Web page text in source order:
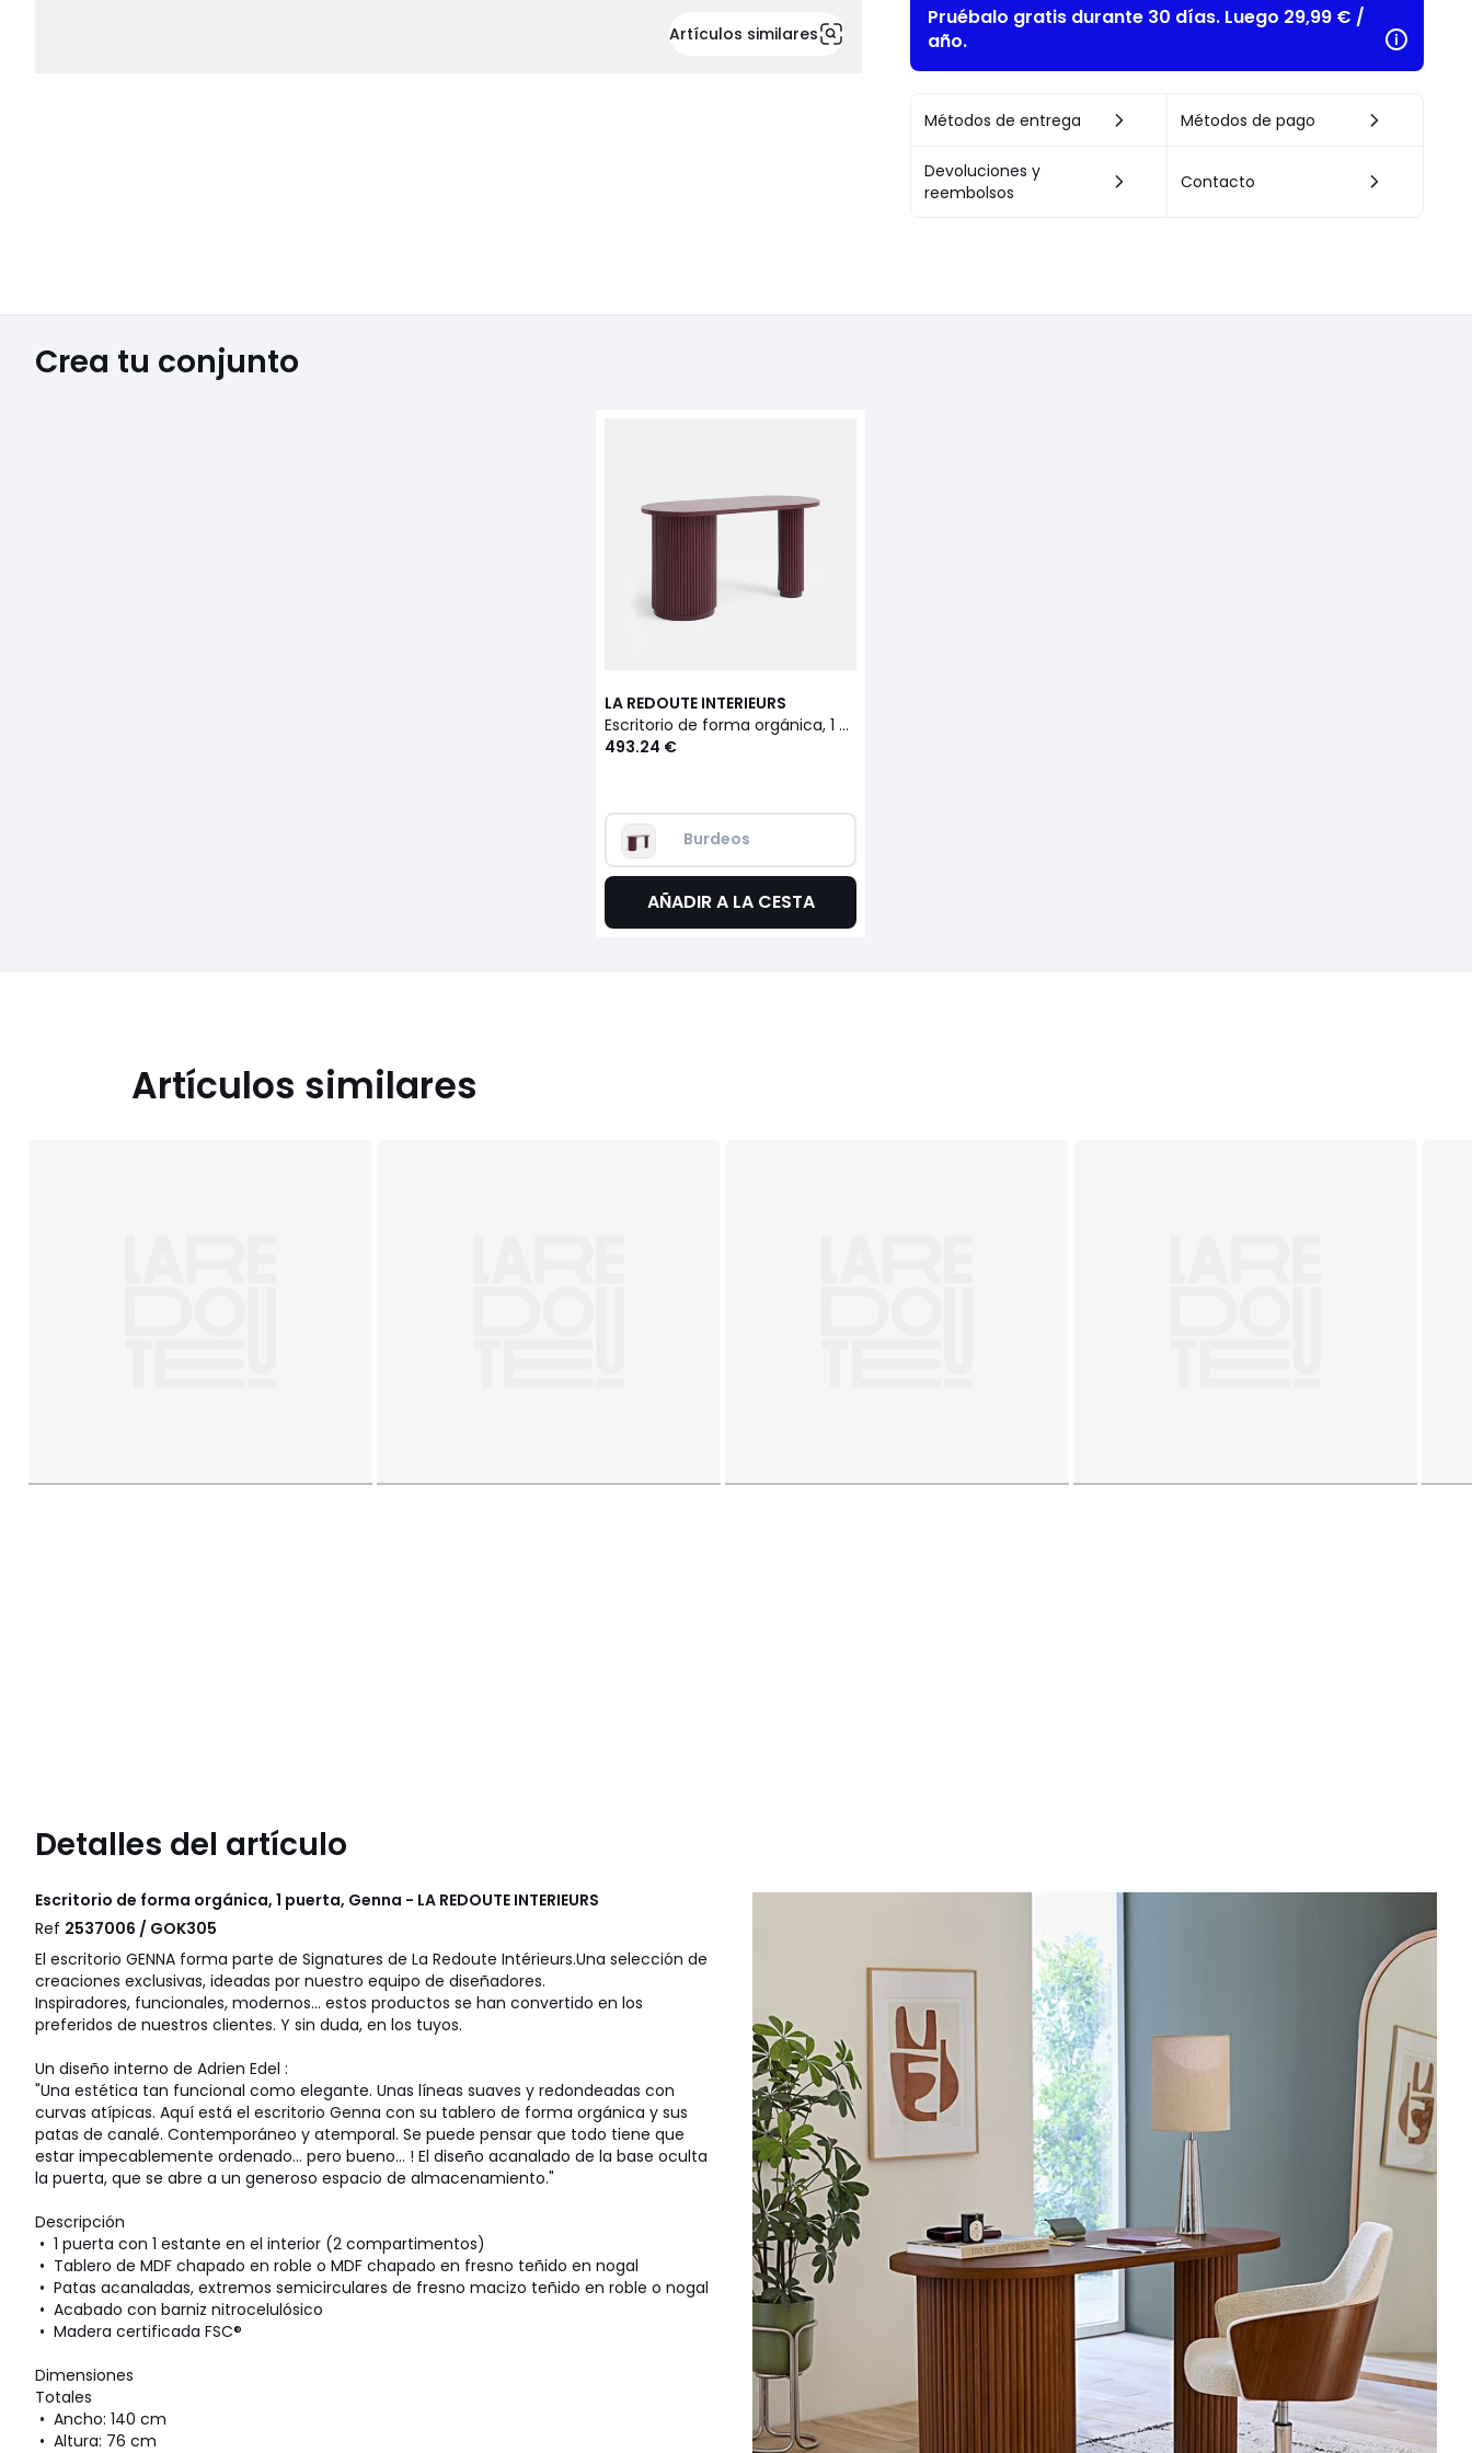
Artículos similares
Pruébalo gratis durante 30 días. Luego 29,99 € /
año.
Métodos de entrega Métodos de pago
Devoluciones y
reembolsos
Contacto
Crea tu conjunto
LA REDOUTE INTERIEURS
Escritorio de forma orgánica, 1 puerta, GENNA
493.24 €
Burdeos
AÑADIR A LA CESTA
Artículos similares
Detalles del artículo
Escritorio de forma orgánica, 1 puerta, Genna - LA REDOUTE INTERIEURS
Ref 2537006 / GOK305
El escritorio GENNA forma parte de Signatures de La Redoute Intérieurs.Una selección de
creaciones exclusivas, ideadas por nuestro equipo de diseñadores.
Inspiradores, funcionales, modernos... estos productos se han convertido en los
preferidos de nuestros clientes. Y sin duda, en los tuyos.
Un diseño interno de Adrien Edel :
"Una estética tan funcional como elegante. Unas líneas suaves y redondeadas con
curvas atípicas. Aquí está el escritorio Genna con su tablero de forma orgánica y sus
patas de canalé. Contemporáneo y atemporal. Se puede pensar que todo tiene que
estar impecablemente ordenado... pero bueno... ! El diseño acanalado de la base oculta
la puerta, que se abre a un generoso espacio de almacenamiento."
Descripción
• 1 puerta con 1 estante en el interior (2 compartimentos)
• Tablero de MDF chapado en roble o MDF chapado en fresno teñido en nogal
• Patas acanaladas, extremos semicirculares de fresno macizo teñido en roble o nogal
• Acabado con barniz nitrocelulósico
• Madera certificada FSC®
Dimensiones
Totales
• Ancho: 140 cm
• Altura: 76 cm